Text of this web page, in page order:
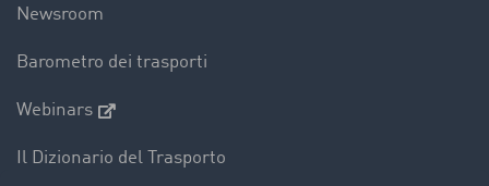
Newsroom
Barometro dei trasporti
Webinars
Il Dizionario del Trasporto